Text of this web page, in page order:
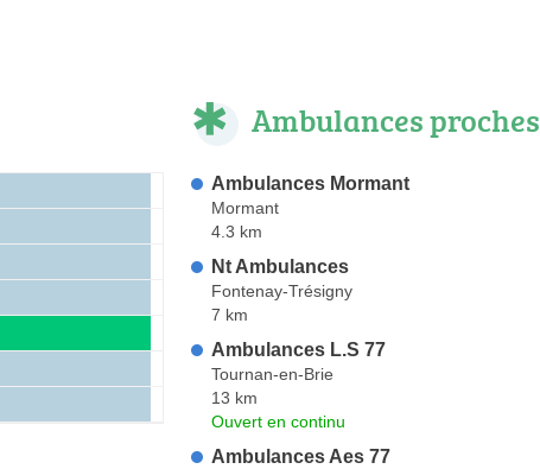
Ambulances proches
Ambulances Mormant
Mormant
4.3 km
Nt Ambulances
Fontenay-Trésigny
7 km
Ambulances L.S 77
Tournan-en-Brie
13 km
Ouvert en continu
Ambulances Aes 77